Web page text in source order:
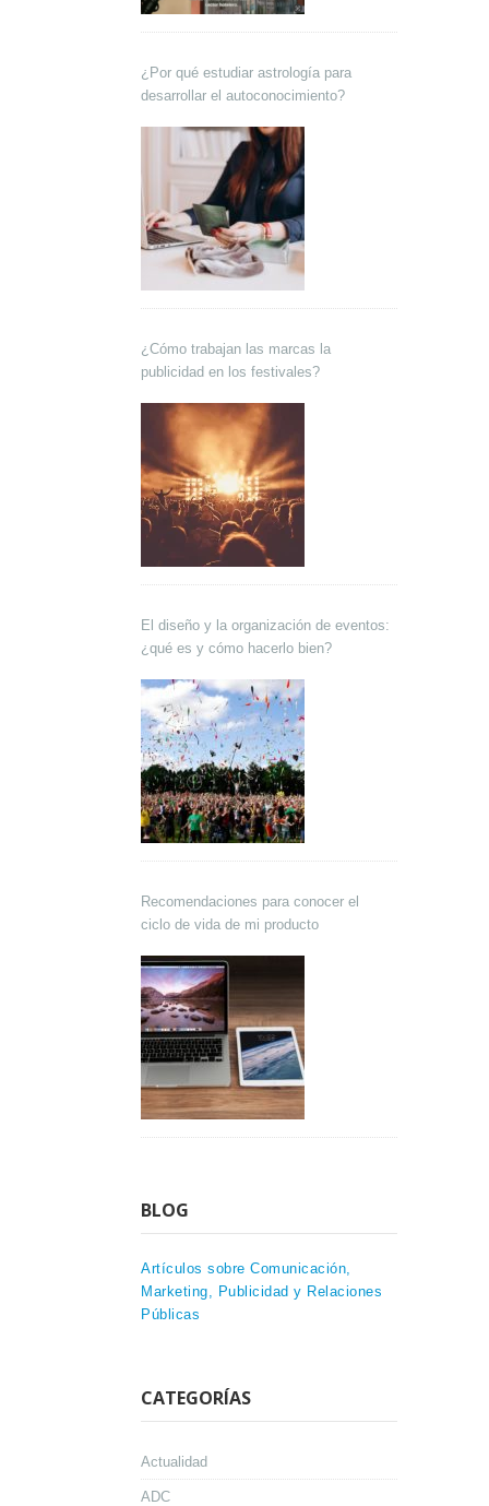
¿Por qué estudiar astrología para
desarrollar el autoconocimiento?
¿Cómo trabajan las marcas la
publicidad en los festivales?
El diseño y la organización de eventos:
¿qué es y cómo hacerlo bien?
Recomendaciones para conocer el
ciclo de vida de mi producto
BLOG
Artículos sobre Comunicación,
Marketing, Publicidad y Relaciones
Públicas
CATEGORÍAS
Actualidad
ADC